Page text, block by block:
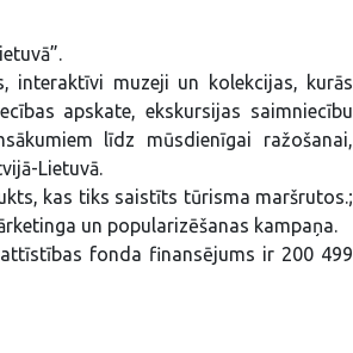
interaktīvi muzeji un kolekcijas, kurās
apskate, ekskursijas saimniecību
līdz mūsdienīgai ražošanai,
Lietuvā.
kas tiks saistīts tūrisma maršrutos.;
un popularizēšanas kampaņa.
fonda finansējums ir 200 499